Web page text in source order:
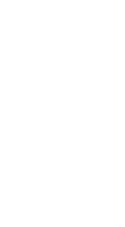
истории,
шаржи, стихи,